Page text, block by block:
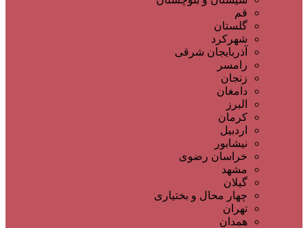
قم
گلستان
شهرکرد
آذربایجان شرقی
رامسر
زنجان
دامغان
البرز
کرمان
اردبیل
نیشابور
خراسان رضوی
مشهد
گیلان
چهار محال و بختیاری
تهران
همدان